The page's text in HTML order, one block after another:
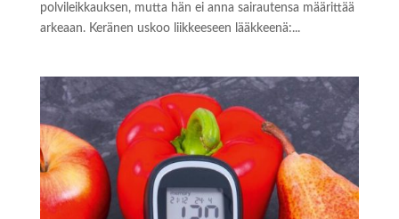
polvileikkauksen, mutta hän ei anna sairautensa määrittää
arkeaan. Keränen uskoo liikkeeseen lääkkeenä:...